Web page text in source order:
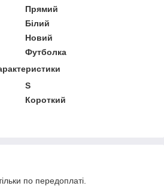
Прямий
Білий
Новий
Футболка
S
Короткий
по передоплаті.